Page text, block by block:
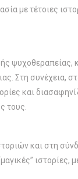
με τέτοιες
Στη συνέχεια,
και
τους.
και στη